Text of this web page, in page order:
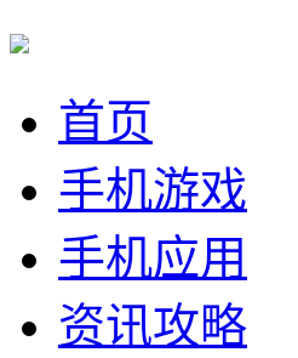
首页
手机游戏
手机应用
资讯攻略